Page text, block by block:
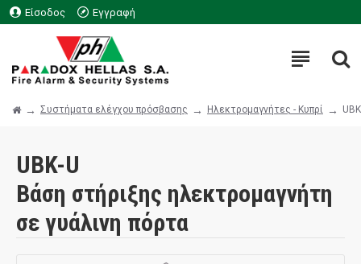
Είσοδος Εγγραφή
Συστήματα ελέγχου πρόσβασης Ηλεκτρομαγνήτες - Κυπρί
UBK-U
Βάση στήριξης ηλεκτρομαγνήτη
σε γυάλινη πόρτα